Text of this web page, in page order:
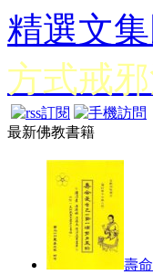
精選文集
方式戒
最新佛教書籍
壽命